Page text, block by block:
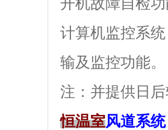
开机故障自检功能
计算机监控系统
输及监控功能。
注：并提供
恒温室风道系统